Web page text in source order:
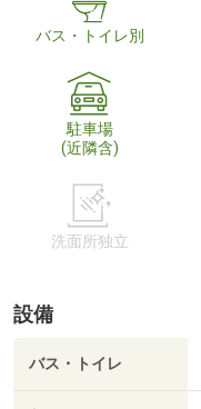
バス・トイレ別
駐車場
(近隣含)
洗面所独立
設備
バス・トイレ